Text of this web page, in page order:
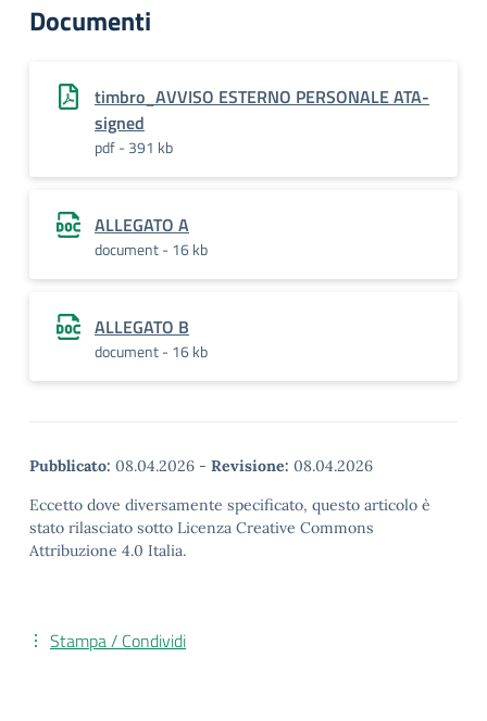
Documenti
timbro_AVVISO ESTERNO PERSONALE ATA-
signed
pdf - 391 kb
ALLEGATO A
document - 16 kb
ALLEGATO B
document - 16 kb
Pubblicato: 08.04.2026 - Revisione: 08.04.2026
Eccetto dove diversamente specificato, questo articolo è
stato rilasciato sotto Licenza Creative Commons
Attribuzione 4.0 Italia.
Stampa / Condividi